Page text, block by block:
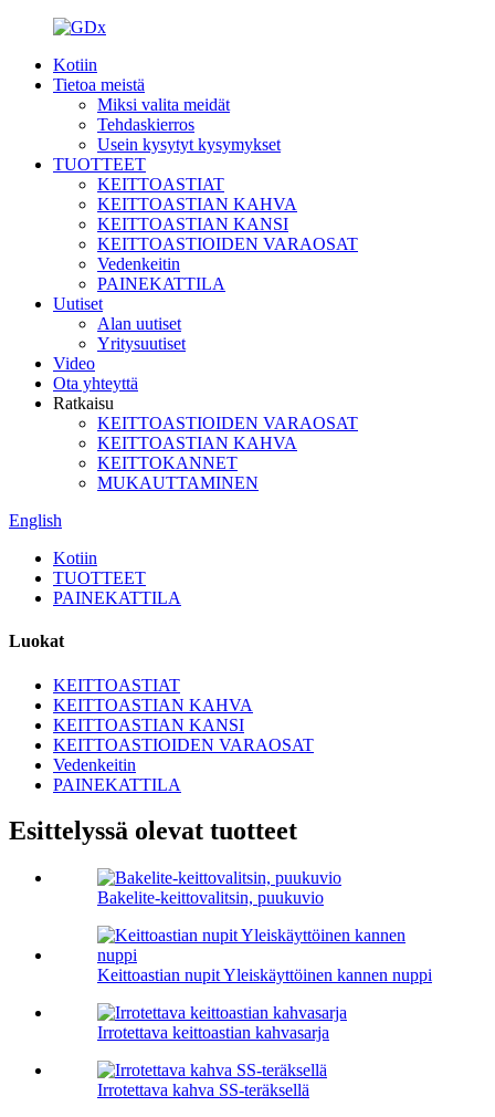
Kotiin
Tietoa meistä
Miksi valita meidät
Tehdaskierros
Usein kysytyt kysymykset
TUOTTEET
KEITTOASTIAT
KEITTOASTIAN KAHVA
KEITTOASTIAN KANSI
KEITTOASTIOIDEN VARAOSAT
Vedenkeitin
PAINEKATTILA
Uutiset
Alan uutiset
Yritysuutiset
Video
Ota yhteyttä
Ratkaisu
KEITTOASTIOIDEN VARAOSAT
KEITTOASTIAN KAHVA
KEITTOKANNET
MUKAUTTAMINEN
English
Kotiin
TUOTTEET
PAINEKATTILA
Luokat
KEITTOASTIAT
KEITTOASTIAN KAHVA
KEITTOASTIAN KANSI
KEITTOASTIOIDEN VARAOSAT
Vedenkeitin
PAINEKATTILA
Esittelyssä olevat tuotteet
Bakelite-keittovalitsin, puukuvio
Keittoastian nupit Yleiskäyttöinen kannen nuppi
Irrotettava keittoastian kahvasarja
Irrotettava kahva SS-teräksellä